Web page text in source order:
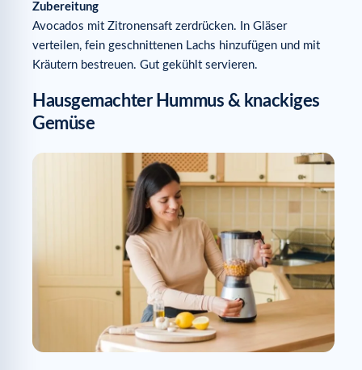
Zubereitung
Avocados mit Zitronensaft zerdrücken. In Gläser
verteilen, fein geschnittenen Lachs hinzufügen und mit
Kräutern bestreuen. Gut gekühlt servieren.
Hausgemachter Hummus & knackiges
Gemüse